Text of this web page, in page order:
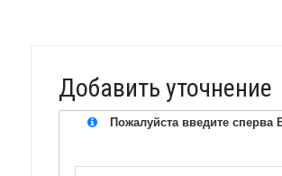
Добавить уточнение
Пожалуйста введите